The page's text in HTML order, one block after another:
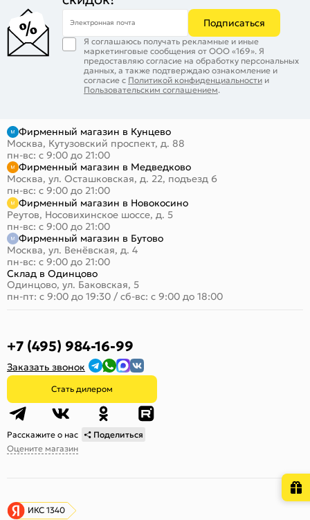
Электронная почта Подписаться
Я соглашаюсь получать рекламные и иные
маркетинговые сообщения от ООО «169». Я
предоставляю согласие на обработку персональных
данных, а также подтверждаю ознакомление и
согласие с Политикой конфиденциальности и
Пользовательским соглашением.
Фирменный магазин в Кунцево
Москва, Кутузовский проспект, д. 88
пн-вс: с 9:00 до 21:00
Фирменный магазин в Медведково
Москва, ул. Осташковская, д. 22, подъезд 6
пн-вс: с 9:00 до 21:00
Фирменный магазин в Новокосино
Реутов, Носовихинское шоссе, д. 5
пн-вс: с 9:00 до 21:00
Фирменный магазин в Бутово
Москва, ул. Венёвская, д. 4
пн-вс: с 9:00 до 21:00
Склад в Одинцово
Одинцово, ул. Баковская, 5
пн-пт: с 9:00 до 19:30 / сб-вс: с 9:00 до 18:00
+7 (495) 984-16-99
Заказать звонок
Стать дилером
Расскажите о нас
Поделиться
Оцените магазин
ИКС 1340